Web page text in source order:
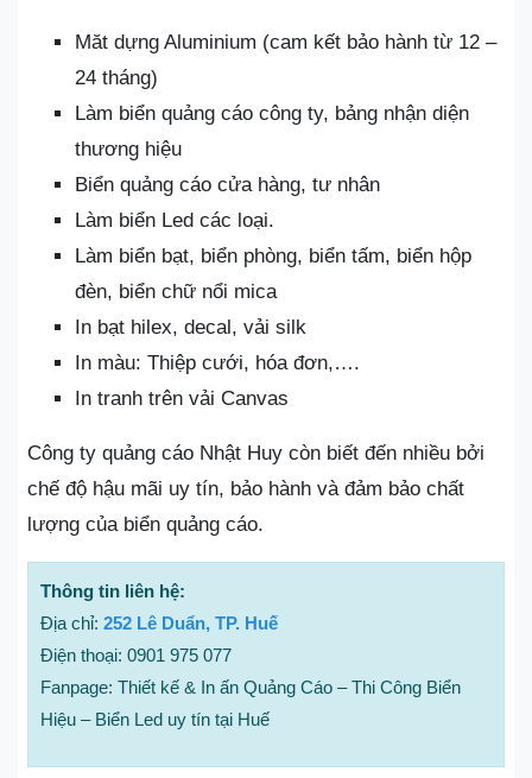
Măt dựng Aluminium (cam kết bảo hành từ 12 –
24 tháng)
Làm biển quảng cáo công ty, bảng nhận diện
thương hiệu
Biển quảng cáo cửa hàng, tư nhân
Làm biển Led các loại.
Làm biển bạt, biển phòng, biển tấm, biển hộp
đèn, biển chữ nổi mica
In bạt hilex, decal, vải silk
In màu: Thiệp cưới, hóa đơn,….
In tranh trên vải Canvas
Công ty quảng cáo Nhật Huy còn biết đến nhiều bởi
chế độ hậu mãi uy tín, bảo hành và đảm bảo chất
lượng của biển quảng cáo.
Thông tin liên hệ:
Địa chỉ: 252 Lê Duẩn, TP. Huế
Điện thoại: 0901 975 077
Fanpage: Thiết kế & In ấn Quảng Cáo – Thi Công Biển
Hiệu – Biển Led uy tín tại Huế